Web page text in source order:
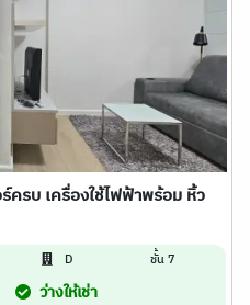
ครบ เครื่องใช้ไฟฟ้าพร้อม หิ้ว
D ชั้น 7
ว่างให้เช่า